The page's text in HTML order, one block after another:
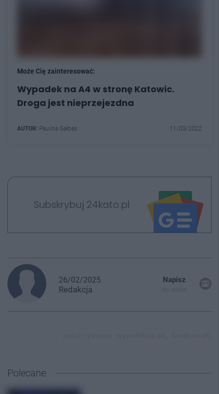
Może Cię zainteresować:
Wypadek na A4 w stronę Katowic.
Droga jest nieprzejezdna
AUTOR: Paulina Gałbas 11/03/2022
Subskrybuj 24kato.pl
26/02/2025
Redakcja
Napisz
Polecane